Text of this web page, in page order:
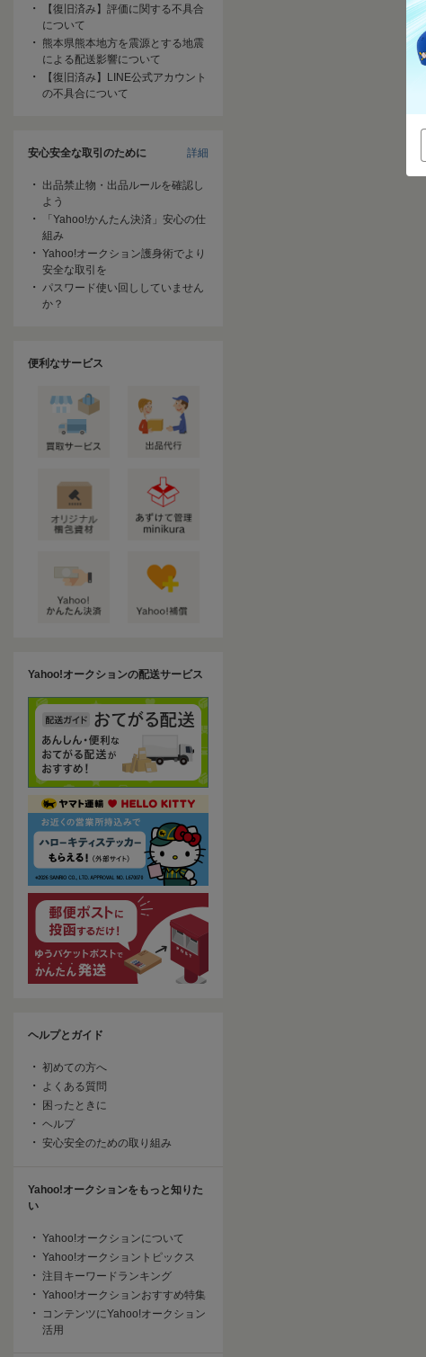
【復旧済み】評価に関する不具合
について
熊本県熊本地方を震源とする地震
による配送影響について
【復旧済み】LINE公式アカウント
の不具合について
安心安全な取引のために 詳細
出品禁止物・出品ルールを確認し
よう
「Yahoo!かんたん決済」安心の仕
組み
Yahoo!オークション護身術でより
安全な取引を
パスワード使い回ししていません
か？
便利なサービス
Yahoo!オークションの配送サービス
ヘルプとガイド
初めての方へ
よくある質問
困ったときに
ヘルプ
安心安全のための取り組み
Yahoo!オークションをもっと知りた
い
Yahoo!オークションについて
Yahoo!オークショントピックス
注目キーワードランキング
Yahoo!オークションおすすめ特集
コンテンツにYahoo!オークション
活用